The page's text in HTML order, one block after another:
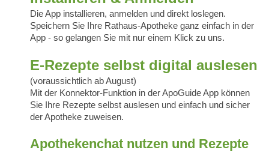
Die App installieren, anmelden und direkt loslegen.
Speichern Sie Ihre Rathaus-Apotheke ganz einfach in der
App - so gelangen Sie mit nur einem Klick zu uns.
E-Rezepte selbst digital auslesen
(voraussichtlich ab August)
Mit der Konnektor-Funktion in der ApoGuide App können
Sie Ihre Rezepte selbst auslesen und einfach und sicher
der Apotheke zuweisen.
Apothekenchat nutzen und Rezepte